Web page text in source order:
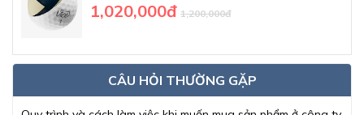
1,020,000đ 1,200,000đ
CÂU HỎI THƯỜNG GẶP